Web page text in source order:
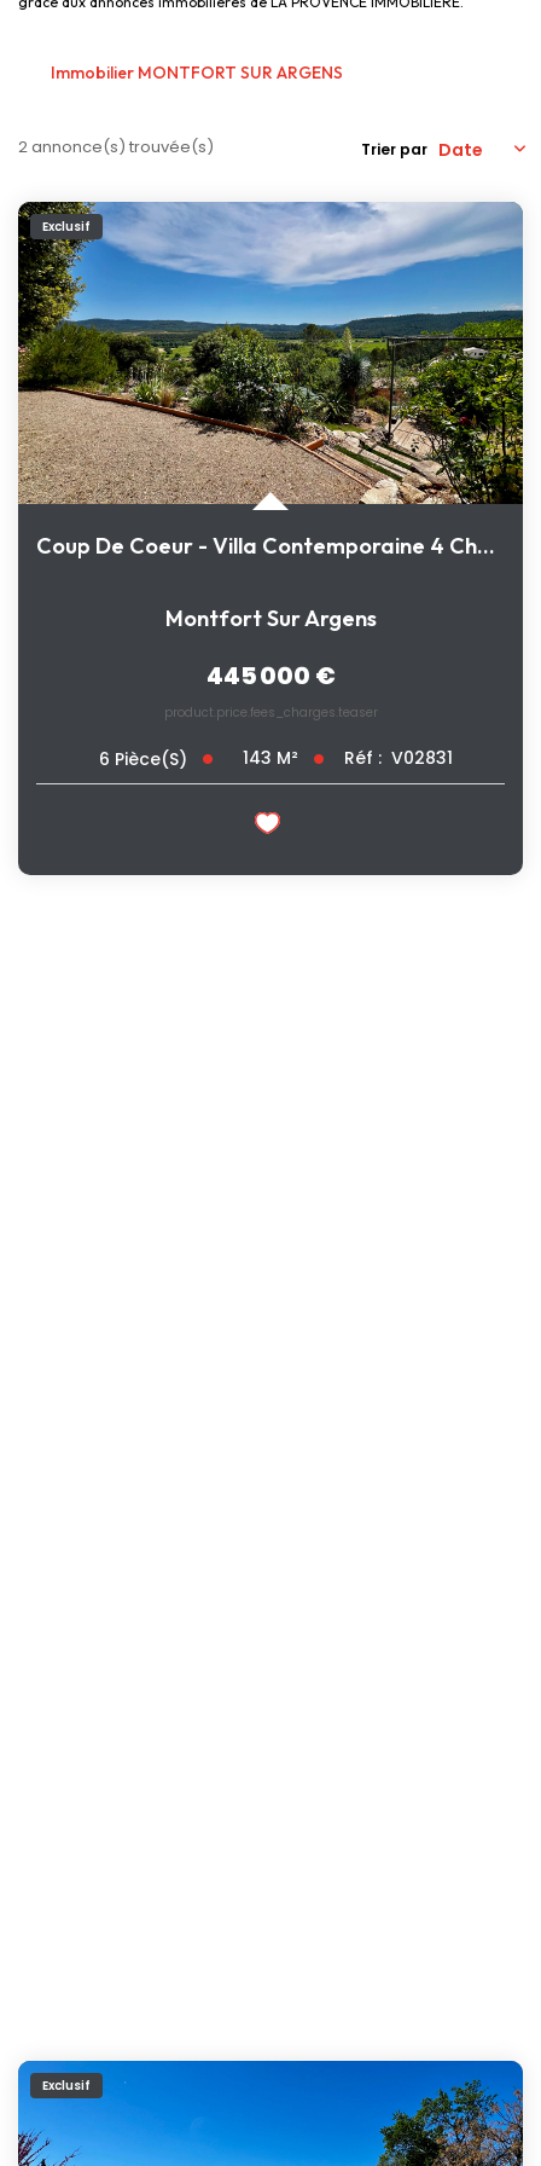
Nos Actualités
CONTACT
Immobilier MONTFORT SUR ARGENS
2 annonce(s) trouvée(s) Trier par
Exclusif
Coup De Coeur - Villa Contemporaine 4 Chambres Avec Vue...
Montfort Sur Argens
445 000 €
product.price.fees_charges.teaser
6 Pièce(s) 143 M² Réf : V02831
Exclusif